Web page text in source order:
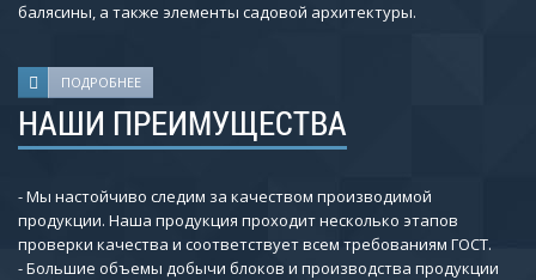
балясины, а также элементы садовой архитектуры.
ПОДРОБНЕЕ
НАШИ ПРЕИМУЩЕСТВА
- Мы настойчиво следим за качеством производимой
продукции. Наша продукция проходит несколько этапов
проверки качества и соответствует всем требованиям ГОСТ.
- Большие объемы добычи блоков и производства продукции